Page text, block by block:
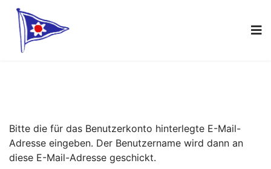
Bitte die für das Benutzerkonto hinterlegte E-Mail-
Adresse eingeben. Der Benutzername wird dann an
diese E-Mail-Adresse geschickt.